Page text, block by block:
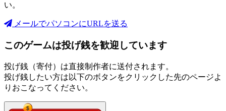
い。
メールでパソコンにURLを送る
このゲームは投げ銭を歓迎しています
投げ銭（寄付）は直接制作者に送付されます。
投げ銭したい方は以下のボタンをクリックした先のページよ
りおこなってください。